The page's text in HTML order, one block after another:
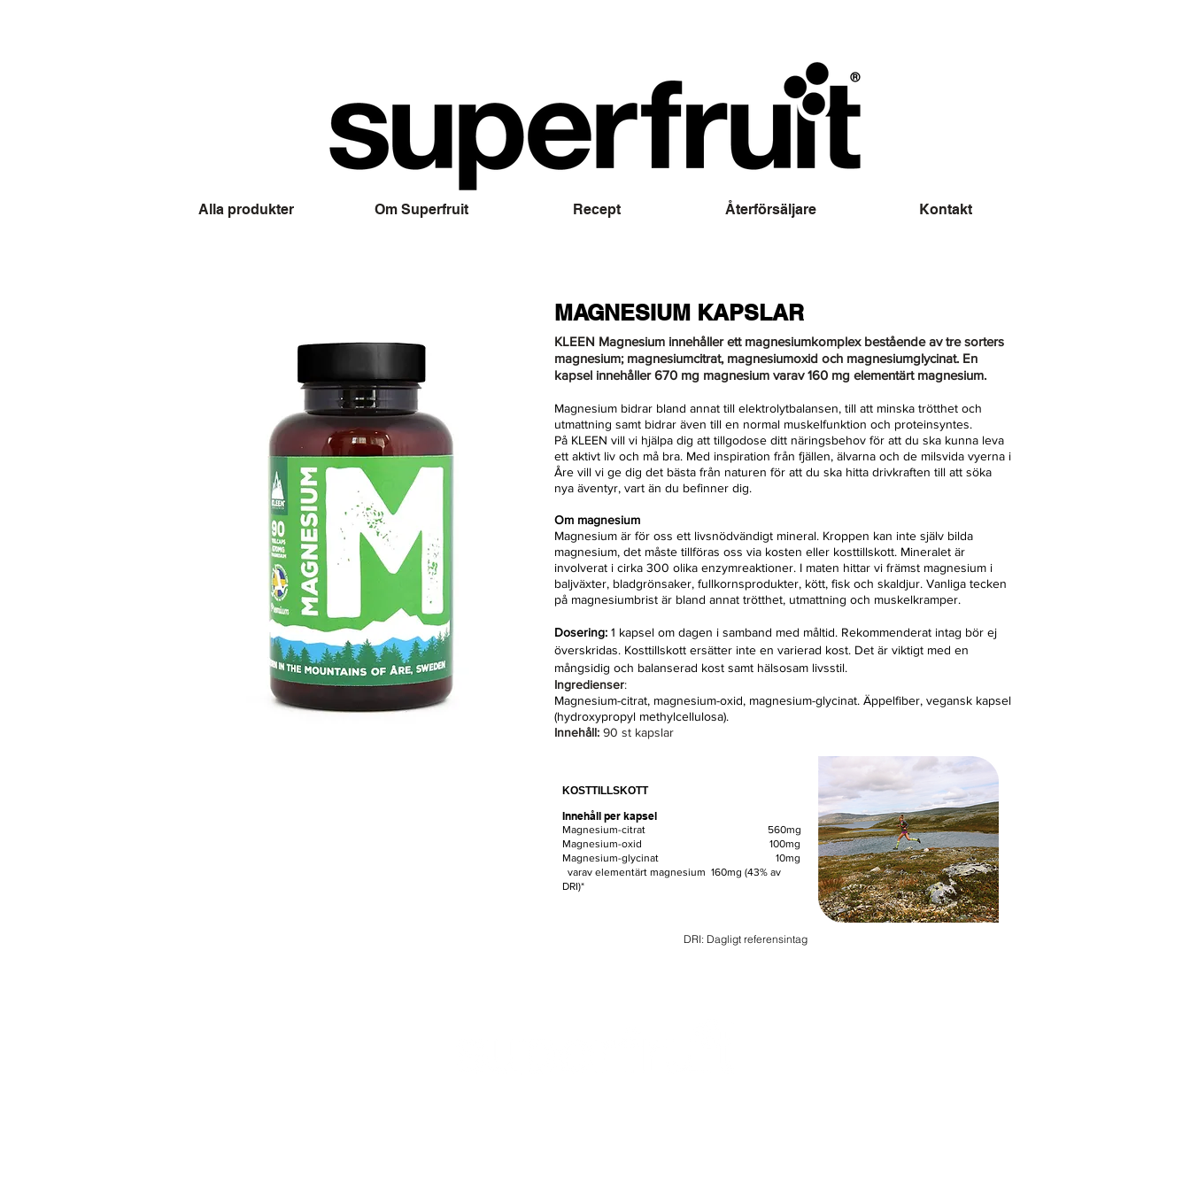
Alla produkter Om Superfruit Recept Återförsäljare Kontakt
MAGNESIUM KAPSLAR
KLEEN Magnesium innehåller ett magnesiumkomplex bestående av tre sorters
magnesium; magnesiumcitrat, magnesiumoxid och magnesiumglycinat. En
kapsel innehåller 670 mg magnesium varav 160 mg elementärt magnesium.
Magnesium bidrar bland annat till elektrolytbalansen, till att minska trötthet och
utmattning samt bidrar även till en normal muskelfunktion och proteinsyntes.
På KLEEN vill vi hjälpa dig att tillgodose ditt näringsbehov för att du ska kunna leva
ett aktivt liv och må bra. Med inspiration från fjällen, älvarna och de milsvida vyerna i
Åre vill vi ge dig det bästa från naturen för att du ska hitta drivkraften till att söka
nya äventyr, vart än du befinner dig.
Om magnesium
Magnesium är för oss ett livsnödvändigt mineral. Kroppen kan inte själv bilda
magnesium, det måste tillföras oss via kosten eller kosttillskott. Mineralet är
involverat i cirka 300 olika enzymreaktioner. I maten hittar vi främst magnesium i
baljväxter, bladgrönsaker, fullkornsprodukter, kött, fisk och skaldjur. Vanliga tecken
på magnesiumbrist är bland annat trötthet, utmattning och muskelkramper.
Dosering: 1 kapsel om dagen i samband med måltid. Rekommenderat intag bör ej
överskridas. Kosttillskott ersätter inte en varierad kost. Det är viktigt med en
mångsidig och balanserad kost samt hälsosam livsstil.
Ingredienser:
Magnesium-citrat, magnesium-oxid, magnesium-glycinat. Äppelfiber, vegansk kapsel
(hydroxypropyl methylcellulosa).
Innehåll: 90 st kapslar
KOSTTILLSKOTT
Innehåll per kapsel
Magnesium-citrat 560mg
Magnesium-oxid 100mg
Magnesium-glycinat 10mg
varav elementärt magnesium 160mg (43% av
DRI)*
DRI: Dagligt referensintag